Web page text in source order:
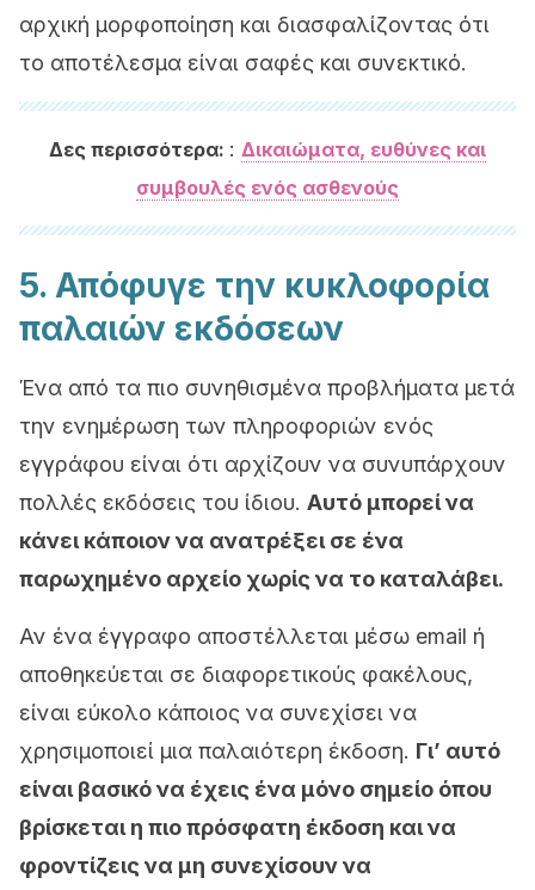
αρχική μορφοποίηση και διασφαλίζοντας ότι
το αποτέλεσμα είναι σαφές και συνεκτικό.
Δες περισσότερα: : Δικαιώματα, ευθύνες και
συμβουλές ενός ασθενούς
5. Απόφυγε την κυκλοφορία
παλαιών εκδόσεων
Ένα από τα πιο συνηθισμένα προβλήματα μετά
την ενημέρωση των πληροφοριών ενός
εγγράφου είναι ότι αρχίζουν να συνυπάρχουν
πολλές εκδόσεις του ίδιου. Αυτό μπορεί να
κάνει κάποιον να ανατρέξει σε ένα
παρωχημένο αρχείο χωρίς να το καταλάβει.
Αν ένα έγγραφο αποστέλλεται μέσω email ή
αποθηκεύεται σε διαφορετικούς φακέλους,
είναι εύκολο κάποιος να συνεχίσει να
χρησιμοποιεί μια παλαιότερη έκδοση. Γι’ αυτό
είναι βασικό να έχεις ένα μόνο σημείο όπου
βρίσκεται η πιο πρόσφατη έκδοση και να
φροντίζεις να μη συνεχίσουν να